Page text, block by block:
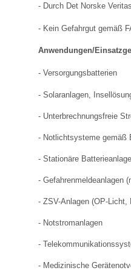
- Durch Det Norske
- Kein Gefahrgut gemäß
Anwendungen/
- Versorgungsbatterien
- Solaranlagen,
- Unterbrechnungsfreie
- Notlichtsysteme gemäß
- Stationäre
- Gefahrenmeldeanlagen
- ZSV-Anlagen (OP-Licht,
- Notstromanlagen
-
- Medizinische